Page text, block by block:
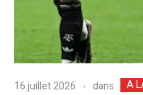
16 juillet 2026 dans A